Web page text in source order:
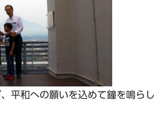
平和への願いを込めて鐘を鳴らし